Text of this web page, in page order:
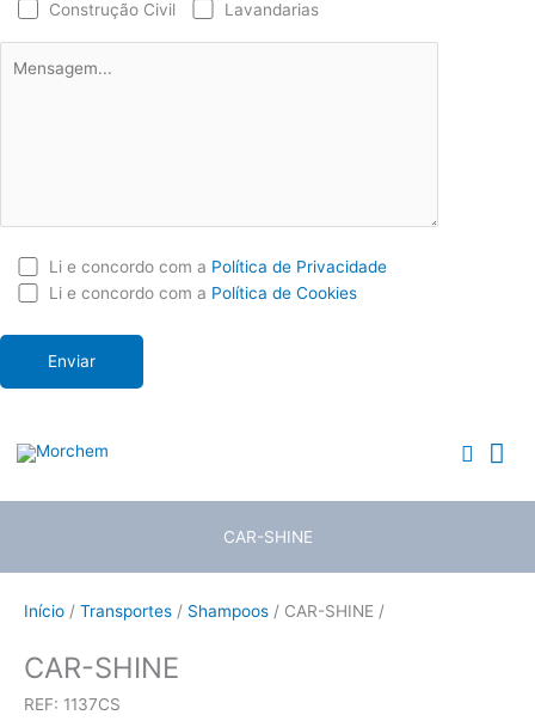
Construção Civil
Lavandarias
Li e concordo com a Política de Privacidade
Li e concordo com a Política de Cookies
CAR-SHINE
Início / Transportes / Shampoos / CAR-SHINE /
CAR-SHINE
REF: 1137CS